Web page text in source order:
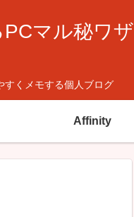
マル秘ワザ
すくメモする個人ブログ
Affinity